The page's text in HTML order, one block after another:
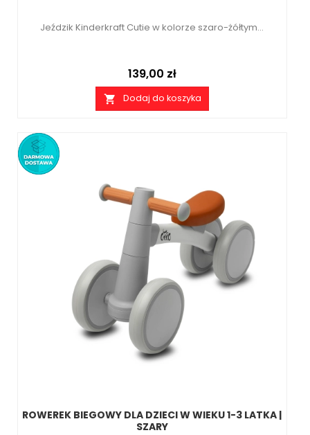
Jeździk Kinderkraft Cutie w kolorze szaro-żółtym...
Cena
139,00 zł
 Dodaj do koszyka
ROWEREK BIEGOWY DLA DZIECI W WIEKU 1-3 LATKA |
SZARY